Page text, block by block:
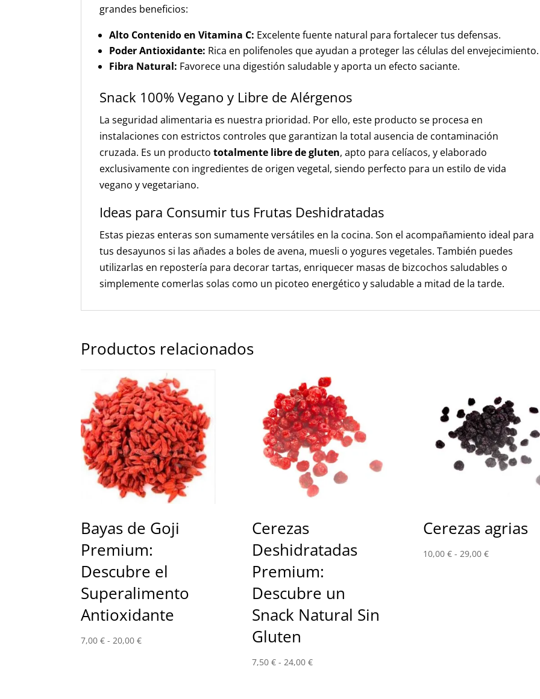
grandes beneficios:
Alto Contenido en Vitamina C: Excelente fuente natural para fortalecer tus defensas.
Poder Antioxidante: Rica en polifenoles que ayudan a proteger las células del envejecimiento.
Fibra Natural: Favorece una digestión saludable y aporta un efecto saciante.
Snack 100% Vegano y Libre de Alérgenos
La seguridad alimentaria es nuestra prioridad. Por ello, este producto se procesa en
instalaciones con estrictos controles que garantizan la total ausencia de contaminación
cruzada. Es un productototalmente libre de gluten, apto para celíacos, y elaborado
exclusivamente con ingredientes de origen vegetal, siendo perfecto para un estilo de vida
vegano y vegetariano.
Ideas para Consumir tus Frutas Deshidratadas
Estas piezas enteras son sumamente versátiles en la cocina. Son el acompañamiento ideal para
tus desayunos si las añades a boles de avena, muesli o yogures vegetales. También puedes
utilizarlas en repostería para decorar tartas, enriquecer masas de bizcochos saludables o
simplemente comerlas solas como un picoteo energético y saludable a mitad de la tarde.
Productos relacionados
Bayas de Goji
Premium:
Descubre el
Superalimento
Antioxidante
7,00€ - 20,00€Rango
Cerezas
Deshidratadas
Premium:
Descubre un
Snack Natural Sin
Gluten
7,50 € - 24,00 €Rango
Cerezas agrias
10,00 € - 29,00 €Rango